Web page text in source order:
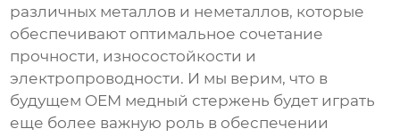
различных металлов и неметаллов, которые
обеспечивают оптимальное сочетание
прочности, износостойкости и
электропроводности. И мы верим, что в
будущем OEM медный стержень будет играть
еще более важную роль в обеспечении